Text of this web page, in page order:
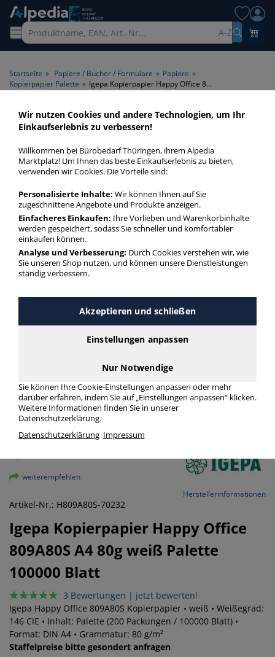
A-Z
Startseite » Papiere / Bücher / Formulare » Papiere »
Kopierpapier Palette » Igepa Kopierpapier Happy Office 809A80S A4 80g weiß Palette
Herstellerinformationen
weiterempfehlen
Artikel-Nr.: H809A80S-70232
Igepa Kopierpapier Happy Office
809A80S A4 80g weiß Palette
100000 Blatt
3 Bewertungen | jetzt bewerten!
Igepa Happy Office 809A80S Kopierpapier • weiß • Weißegrad:
146 CIE • Inhalt: Palette (200 Packungen / 100000 Blatt) •
Format: DIN A4 • Grammatur: 80 g/m²
Staffelpreise bitte gesondert anfragen
Wir nutzen Cookies und andere Technologien, um Ihr
Einkaufserlebnis zu verbessern!
Willkommen bei Bürobedarf Thüringen, ihrem Alpedia
Marktplatz! Um Ihnen das beste Einkaufserlebnis zu bieten,
verwenden wir Cookies. Die Vorteile sind:
Personalisierte Inhalte: Wir können Ihnen auf Sie
zugeschnittene Angebote und Produkte anzeigen.
Einfacheres Einkaufen: Ihre Vorlieben und Warenkorbinhalte
werden gespeichert, sodass Sie schneller und komfortabler
einkaufen können.
Analyse und Verbesserung: Durch Cookies verstehen wir, wie
Sie unseren Shop nutzen, und können unsere Dienstleistungen
ständig verbessern.
Akzeptieren und schließen
Einstellungen anpassen
Nur Notwendige
Sie können Ihre Cookie-Einstellungen anpassen oder mehr
darüber erfahren, indem Sie auf „Einstellungen anpassen“ klicken.
Weitere Informationen finden Sie in unserer
Datenschutzerklärung.
Datenschutzerklärung Impressum